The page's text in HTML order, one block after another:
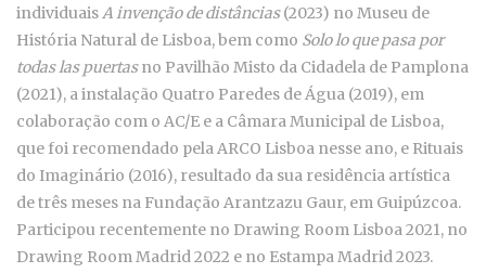
individuaisA invenção de distâncias(2023) no Museu de
História Natural de Lisboa, bem como Solo lo que pasa por
todas las puertasno Pavilhão Misto da Cidadela de Pamplona
(2021), a instalação Quatro Paredes de Água (2019), em
colaboração com o AC/E e a Câmara Municipal de Lisboa,
que foi recomendado pela ARCO Lisboa nesse ano, e Rituais
do Imaginário (2016), resultado da sua residência artística
de três meses na Fundação Arantzazu Gaur, em Guipúzcoa.
Participou recentemente no Drawing Room Lisboa 2021, no
Drawing Room Madrid 2022 e no Estampa Madrid 2023.